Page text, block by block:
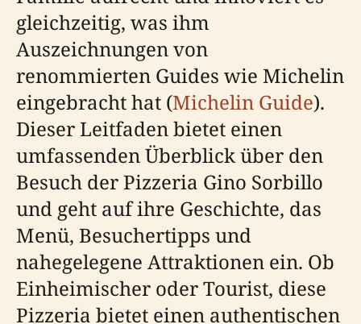
gleichzeitig, was ihm
Auszeichnungen von
renommierten Guides wie Michelin
eingebracht hat (Michelin Guide).
Dieser Leitfaden bietet einen
umfassenden Überblick über den
Besuch der Pizzeria Gino Sorbillo
und geht auf ihre Geschichte, das
Menü, Besuchertipps und
nahegelegene Attraktionen ein. Ob
Einheimischer oder Tourist, diese
Pizzeria bietet einen authentischen